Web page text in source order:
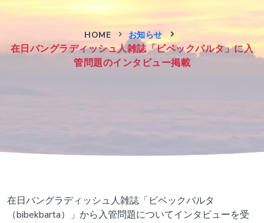
HOME お知らせ
在日バングラディッシュ人雑誌「ビベックバルタ」に入
管問題のインタビュー掲載
在日バングラディッシュ人雑誌「ビベックバルタ
（bibekbarta）」から入管問題についてインタビューを受